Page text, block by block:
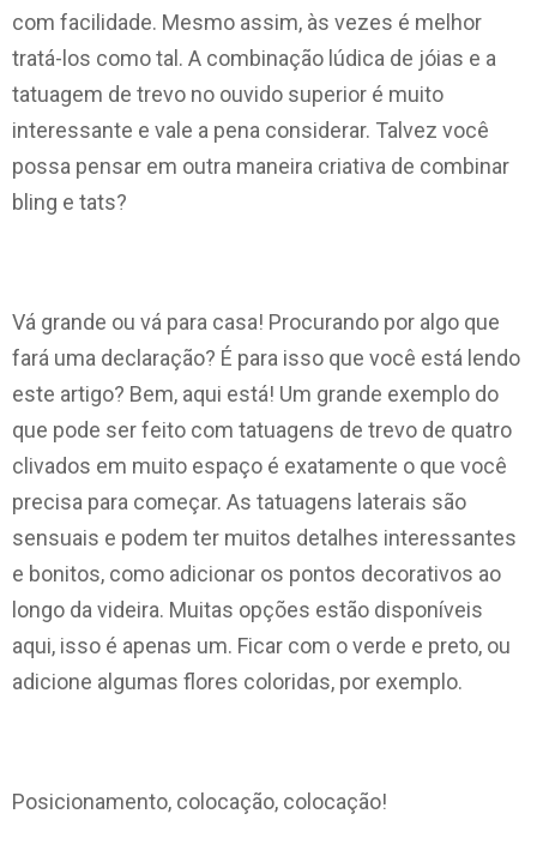
com facilidade. Mesmo assim, às vezes é melhor
tratá-los como tal. A combinação lúdica de jóias e a
tatuagem de trevo no ouvido superior é muito
interessante e vale a pena considerar. Talvez você
possa pensar em outra maneira criativa de combinar
bling e tats?
Vá grande ou vá para casa! Procurando por algo que
fará uma declaração? É para isso que você está lendo
este artigo? Bem, aqui está! Um grande exemplo do
que pode ser feito com tatuagens de trevo de quatro
clivados em muito espaço é exatamente o que você
precisa para começar. As tatuagens laterais são
sensuais e podem ter muitos detalhes interessantes
e bonitos, como adicionar os pontos decorativos ao
longo da videira. Muitas opções estão disponíveis
aqui, isso é apenas um. Ficar com o verde e preto, ou
adicione algumas flores coloridas, por exemplo.
Posicionamento, colocação, colocação!